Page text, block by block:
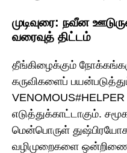
முடிவுரை: நவீன
வரைவுத் திட்டம்
தீங்கிழைக்கும்
கருவிகளைப்
VENOMOUS#HELPER
எடுத்துக்காட்டாகும்.
மென்பொருள்
வழிமுறைகளை